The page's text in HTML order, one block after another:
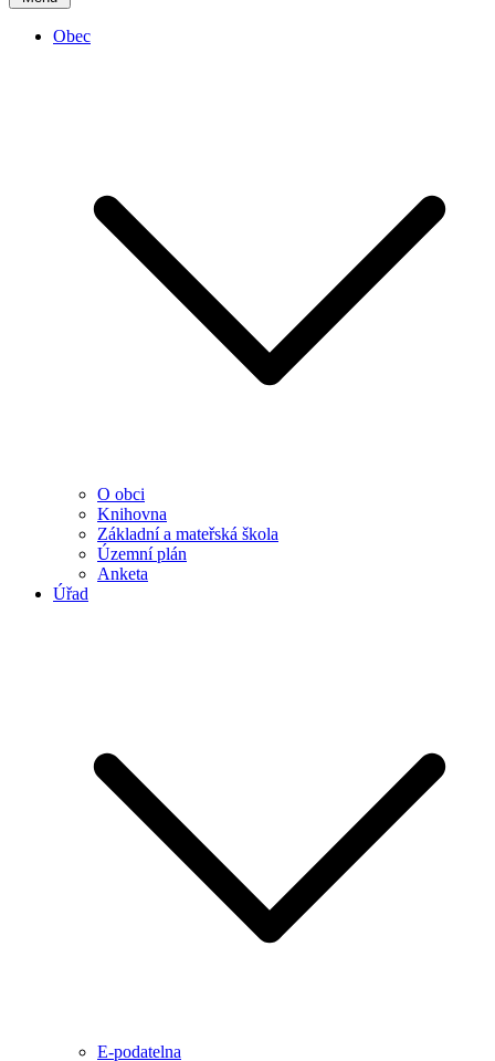
Obec
O obci
Knihovna
Základní a mateřská škola
Územní plán
Anketa
Úřad
E-podatelna